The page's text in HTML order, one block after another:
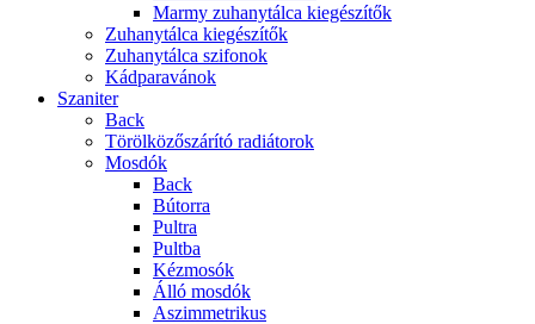
Marmy zuhanytálca kiegészítők
Zuhanytálca kiegészítők
Zuhanytálca szifonok
Kádparavánok
Szaniter
Back
Törölközőszárító radiátorok
Mosdók
Back
Bútorra
Pultra
Pultba
Kézmosók
Álló mosdók
Aszimmetrikus